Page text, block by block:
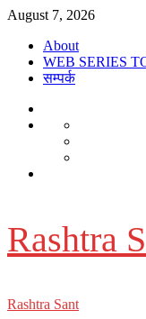
Skip
content
August 7, 2026
About
WEB SERIES
सम्पर्क
WEB
SERIES
Rashtra
Primary
Rashtra Sant